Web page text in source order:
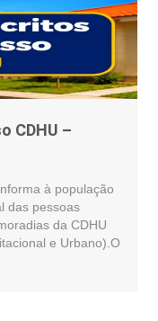
CDHU –
à população
das pessoas
da CDHU
e Urbano).O